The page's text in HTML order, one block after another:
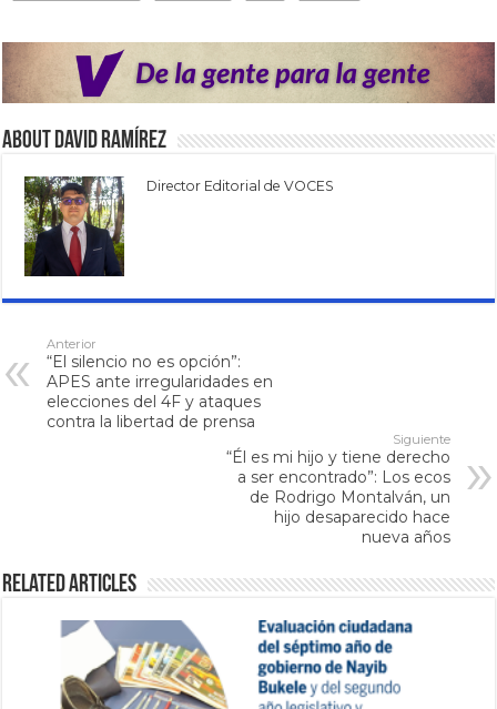
About David Ramírez
Director Editorial de VOCES
Anterior
“El silencio no es opción”:
APES ante irregularidades en
elecciones del 4F y ataques
contra la libertad de prensa
Siguiente
“Él es mi hijo y tiene derecho
a ser encontrado”: Los ecos
de Rodrigo Montalván, un
hijo desaparecido hace
nueva años
Related Articles